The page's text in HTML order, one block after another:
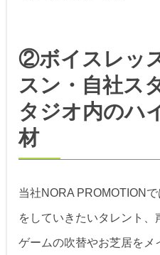
②ボイスレッ
スン・自社ス
タジオ内のハ
材
当社NORA PROMOTION
をしていきたいタレント、
ゲームの吹替やお芝居をメ